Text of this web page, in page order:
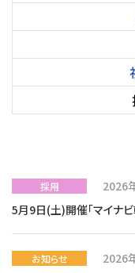
採用
2026
5月9日(土)開催「マイナ
お知らせ
2026